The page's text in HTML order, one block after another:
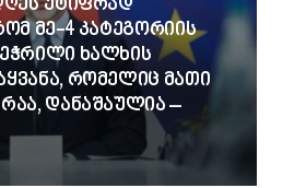
უტიფრად
მე-4 კატეგორიის
ხალხის
რომელიც მათი
დანაშაულია –